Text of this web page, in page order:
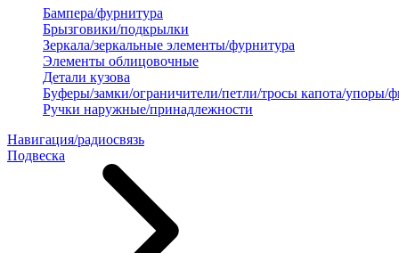
Бампера/фурнитура
Брызговики/подкрылки
Зеркала/зеркальные элементы/фурнитура
Элементы облицовочные
Детали кузова
Буферы/замки/ограничители/петли/тросы капота/упоры/
Ручки наружные/принадлежности
Навигация/радиосвязь
Подвеска